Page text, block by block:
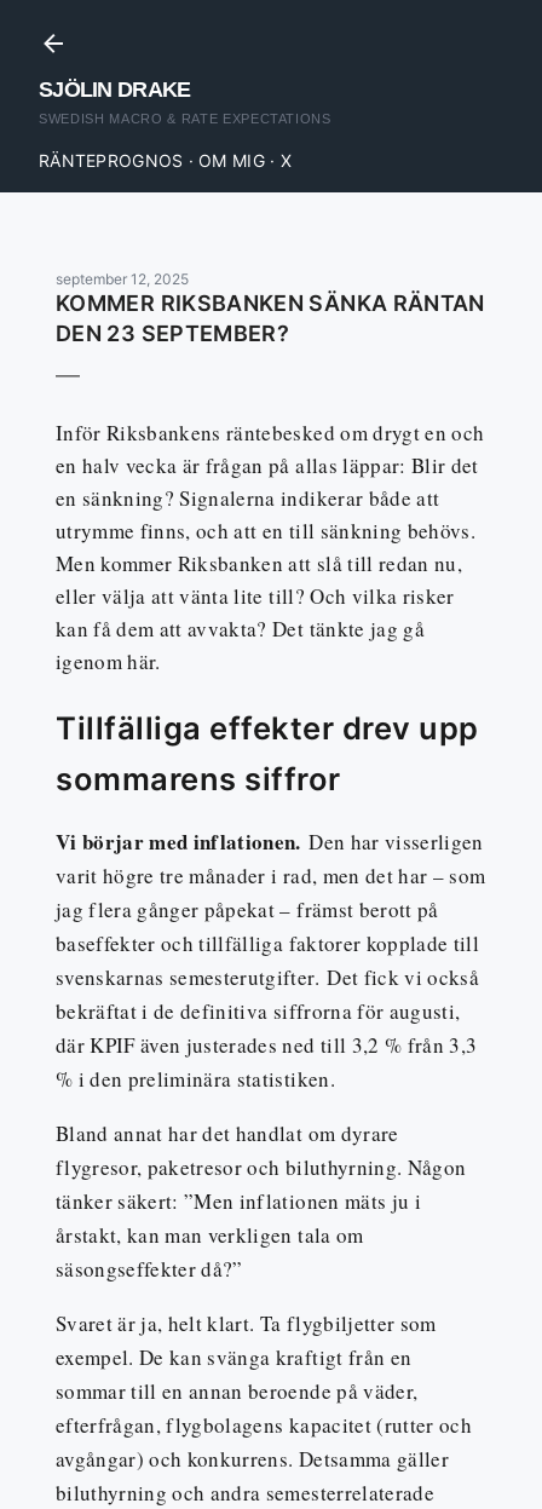
SJÖLIN DRAKE
RÄNTEPROGNOS OM MIG X
september 12, 2025
KOMMER RIKSBANKEN SÄNKA RÄNTAN
DEN 23 SEPTEMBER?
Inför Riksbankens räntebesked om drygt en och
en halv vecka är frågan på allas läppar: Blir det
en sänkning? Signalerna indikerar både att
utrymme finns, och att en till sänkning behövs.
Men kommer Riksbanken att slå till redan nu,
eller välja att vänta lite till? Och vilka risker
kan få dem att avvakta? Det tänkte jag gå
igenom här.
Tillfälliga effekter drev upp
sommarens siffror
Vi börjar med inflationen. Den har visserligen
varit högre tre månader i rad, men det har – som
jag flera gånger påpekat – främst berott på
baseffekter och tillfälliga faktorer kopplade till
svenskarnas semesterutgifter. Det fick vi också
bekräftat i de definitiva siffrorna för augusti,
där KPIF även justerades ned till 3,2 % från 3,3
% i den preliminära statistiken.
Bland annat har det handlat om dyrare
flygresor, paketresor och biluthyrning. Någon
tänker säkert: ”Men inflationen mäts ju i
årstakt, kan man verkligen tala om
säsongseffekter då?”
Svaret är ja, helt klart. Ta flygbiljetter som
exempel. De kan svänga kraftigt från en
sommar till en annan beroende på väder,
efterfrågan, flygbolagens kapacitet (rutter och
avgångar) och konkurrens. Detsamma gäller
biluthyrning och andra semesterrelaterade